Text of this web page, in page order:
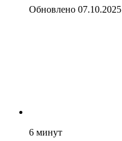
Обновлено 07.10.2025
6 минут